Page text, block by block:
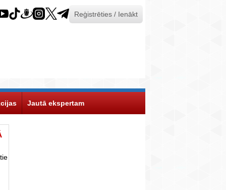
Reģistrēties / Ienākt
Jautā ekspertam